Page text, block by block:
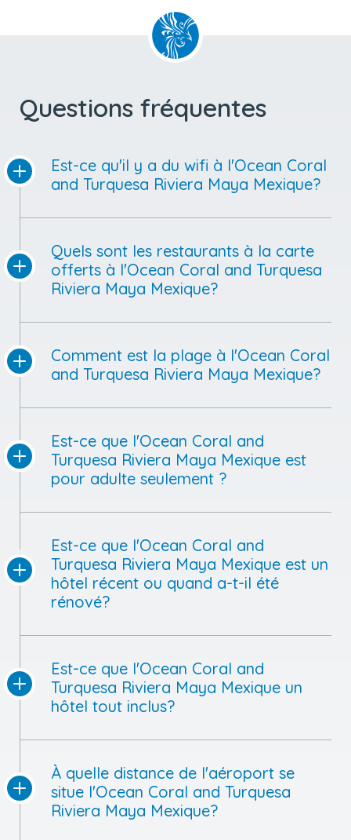
Questions fréquentes
Est-ce qu'il y a du wifi à l'Ocean Coral
and Turquesa Riviera Maya Mexique?
Quels sont les restaurants à la carte
offerts à l'Ocean Coral and Turquesa
Riviera Maya Mexique?
Comment est la plage à l'Ocean Coral
and Turquesa Riviera Maya Mexique?
Est-ce que l'Ocean Coral and
Turquesa Riviera Maya Mexique est
pour adulte seulement ?
Est-ce que l'Ocean Coral and
Turquesa Riviera Maya Mexique est un
hôtel récent ou quand a-t-il été
rénové?
Est-ce que l'Ocean Coral and
Turquesa Riviera Maya Mexique un
hôtel tout inclus?
À quelle distance de l'aéroport se
situe l'Ocean Coral and Turquesa
Riviera Maya Mexique?